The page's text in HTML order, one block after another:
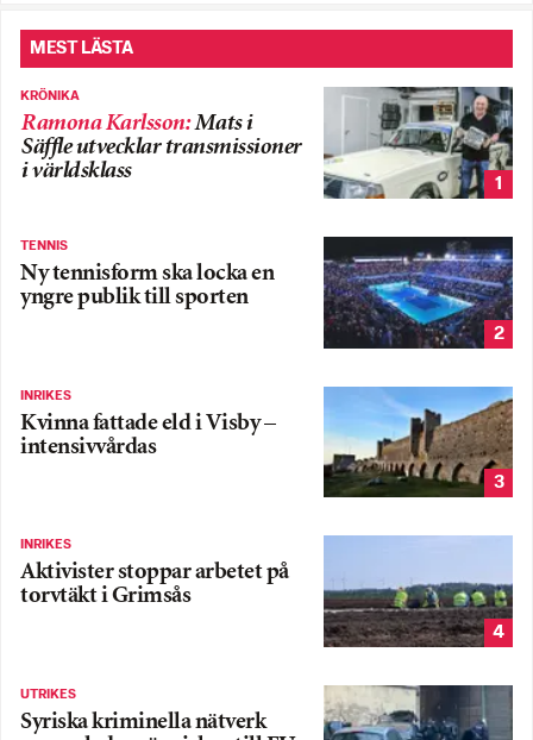
MEST LÄSTA
KRÖNIKA
Ramona Karlsson:Mats i
Säffle utvecklar transmissioner
i världsklass
1
TENNIS
Ny tennisform ska locka en
yngre publik till sporten
2
INRIKES
Kvinna fattade eld i Visby –
intensivvårdas
3
INRIKES
Aktivister stoppar arbetet på
torvtäkt i Grimsås
4
UTRIKES
Syriska kriminella nätverk